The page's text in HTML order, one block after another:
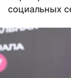
социальных